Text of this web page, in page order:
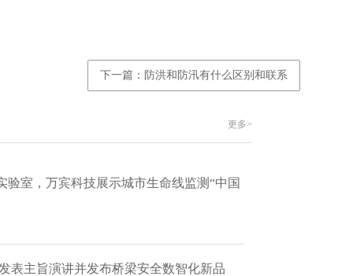
下一篇：防洪和防汛有什么区别和联系
更多>
室，万宾科技展示城市生命线监测“中国
表主旨演讲并发布桥梁安全数智化新品